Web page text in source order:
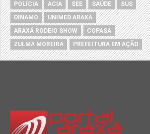
POLÍCIA
ACIA SEE SAÚDE
SUS
DÍNAMO
UNIMED ARAXÁ
ARAXÁ RODEIO SHOW
COPASA
ZULMA MOREIRA
PREFEITURA EM AÇÃO